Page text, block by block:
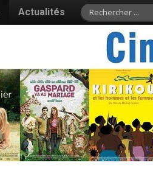
Actualités